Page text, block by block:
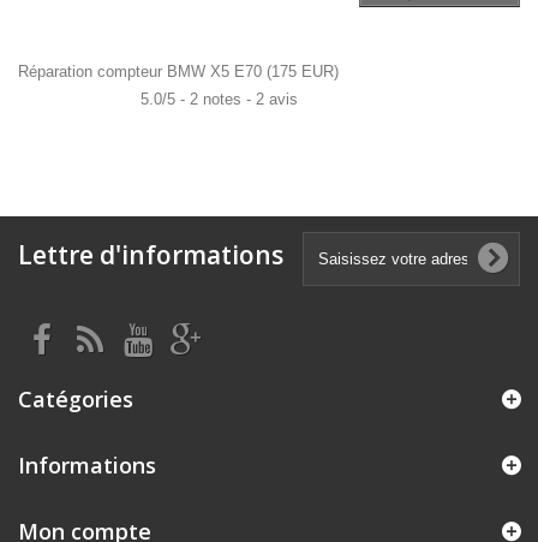
Réparation compteur BMW X5 E70 (175 EUR)
5.0/5 - 2 notes - 2 avis
Lettre d'informations
Catégories
Informations
Mon compte